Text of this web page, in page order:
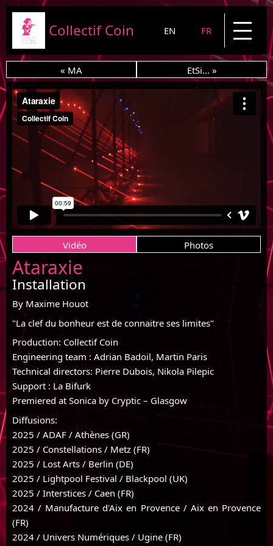
FR
EN
Collectif Coin
Présentation
Projets
News
Blog
Contact
« MA EtSi... »
Vidéo Photos
Ataraxie
Installation
By Maxime Houot
"La clef du bonheur est de connaitre ses limites"
Production: Collectif Coin
Engineering team : Adrian Badoil, Martin Paris
Technical directors: Pierre Dubois, Nikola Pilepic
Support : La Bifurk
Premiered at Sonica by Cryptic – Glasgow
Diffusions:
2025 / ADAF / Athènes (GR)
2025 / Constellations / Metz (FR)
2025 / Lost Arts / Berlin (DE)
2025 / Lightpool Festival / Blackpool (UK)
2025 / Interstices / Caen (FR)
2024 / Manufacture d'Aix en Provence / Aix en Provence
(FR)
2024 / Univers Numériques / Ugine (FR)